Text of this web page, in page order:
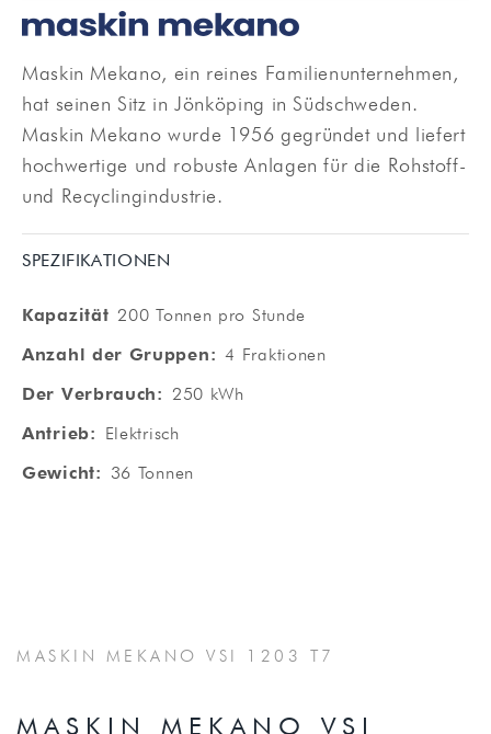
Maskin Mekano, ein reines Familienunternehmen,
hat seinen Sitz in Jönköping in Südschweden.
Maskin Mekano wurde 1956 gegründet und liefert
hochwertige und robuste Anlagen für die Rohstoff-
und Recyclingindustrie.
SPEZIFIKATIONEN
Kapazität 200 Tonnen pro Stunde
Anzahl der Gruppen: 4 Fraktionen
Der Verbrauch: 250 kWh
Antrieb: Elektrisch
Gewicht: 36 Tonnen
MASKIN MEKANO VSI 1203 T7
MASKIN MEKANO VSI